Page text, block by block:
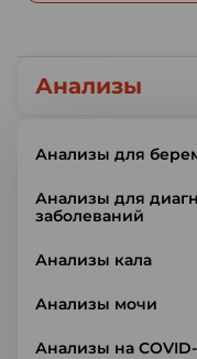
Анализы
Анализы для
Анализы для
заболеваний
Анализы кала
Анализы мочи
Анализы на COVID-